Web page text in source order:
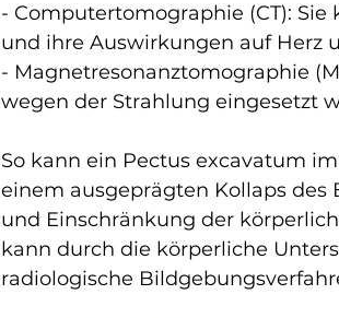
- Computertomographie (CT):
und ihre Auswirkungen auf Herz
- Magnetresonanztomographie
wegen der Strahlung eingesetzt
So kann ein Pectus excavatum
einem ausgeprägten Kollaps
und Einschränkung der
kann durch die körperliche
radiologische